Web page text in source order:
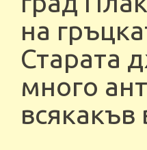
на
Старата
много